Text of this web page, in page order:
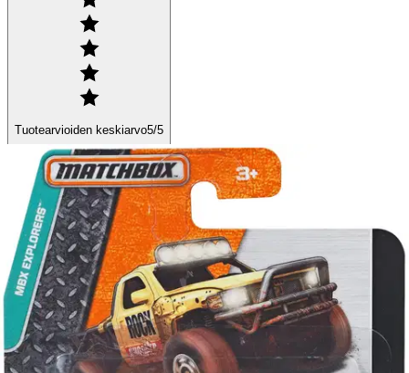
Tuotearvioiden keskiarvo5/5
(1)arvio
2,50 €
Verkkokaupan hinta
Valitse toimitustapa
Nouto myymälästä
Ilmainen
Siirry valitsemaan myymälä
Toimitus
Kotiin tai noutopisteeseen Alk. 0 €